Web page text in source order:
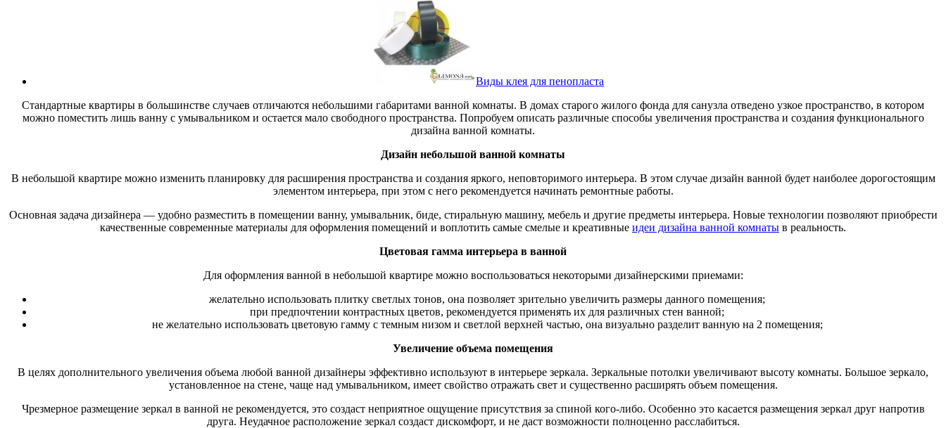
Виды клея для пенопласта
Стандартные квартиры в большинстве случаев отличаются небольшими габаритами ванной комнаты. В домах старого жилого фонда для санузла отведено узкое пространство, в котором
можно поместить лишь ванну с умывальником и остается мало свободного пространства. Попробуем описать различные способы увеличения пространства и создания функционального
дизайна ванной комнаты.
Дизайн небольшой ванной комнаты
В небольшой квартире можно изменить планировку для расширения пространства и создания яркого, неповторимого интерьера. В этом случае дизайн ванной будет наиболее дорогостоящим
элементом интерьера, при этом с него рекомендуется начинать ремонтные работы.
Основная задача дизайнера — удобно разместить в помещении ванну, умывальник, биде, стиральную машину, мебель и другие предметы интерьера. Новые технологии позволяют приобрести
качественные современные материалы для оформления помещений и воплотить самые смелые и креативные идеи дизайна ванной комнаты в реальность.
Цветовая гамма интерьера в ванной
Для оформления ванной в небольшой квартире можно воспользоваться некоторыми дизайнерскими приемами:
желательно использовать плитку светлых тонов, она позволяет зрительно увеличить размеры данного помещения;
при предпочтении контрастных цветов, рекомендуется применять их для различных стен ванной;
не желательно использовать цветовую гамму с темным низом и светлой верхней частью, она визуально разделит ванную на 2 помещения;
Увеличение объема помещения
В целях дополнительного увеличения объема любой ванной дизайнеры эффективно используют в интерьере зеркала. Зеркальные потолки увеличивают высоту комнаты. Большое зеркало,
установленное на стене, чаще над умывальником, имеет свойство отражать свет и существенно расширять объем помещения.
Чрезмерное размещение зеркал в ванной не рекомендуется, это создаст неприятное ощущение присутствия за спиной кого-либо. Особенно это касается размещения зеркал друг напротив
друга. Неудачное расположение зеркал создаст дискомфорт, и не даст возможности полноценно расслабиться.